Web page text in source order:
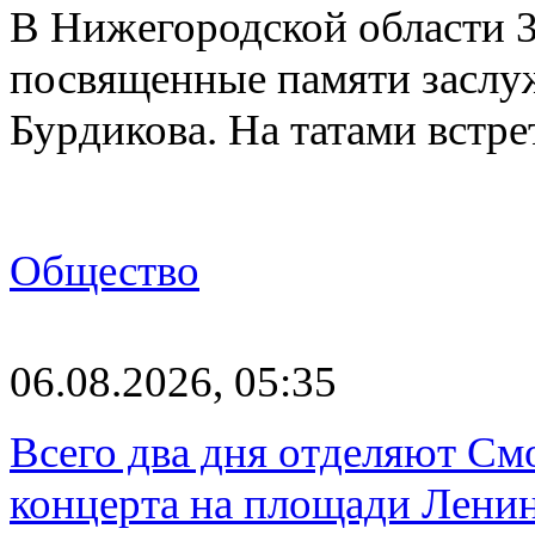
В Нижегородской области
посвященные памяти
Бурдикова. На татами
Общество
06.08.2026, 05:35
Всего два дня отделяют
концерта на площади